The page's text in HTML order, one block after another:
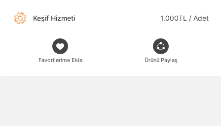
Keşif Hizmeti 1.000TL / Adet
Favorilerime Ekle Ürünü Paylaş